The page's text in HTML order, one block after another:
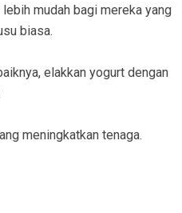
mudah bagi mereka yang
biasa.
elakkan yogurt dengan
meningkatkan tenaga.